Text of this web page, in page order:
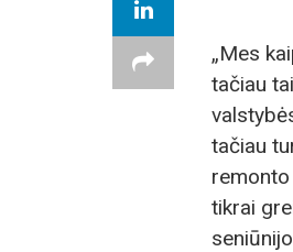
„Mes
tačiau
tačiau
tikrai